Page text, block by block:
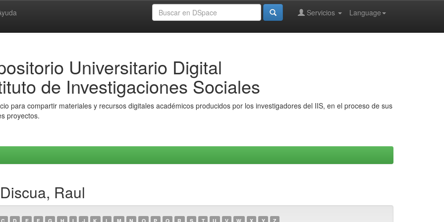
Language
Servicios
Universitario Digital
de Investigaciones Sociales
para compartir materiales y recursos digitales académicos producidos por los investigadores del IIS, en el proceso de sus
proyectos.
Raul